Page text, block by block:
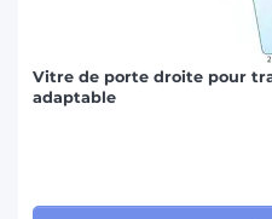
Vitre de porte droite pour
adaptable